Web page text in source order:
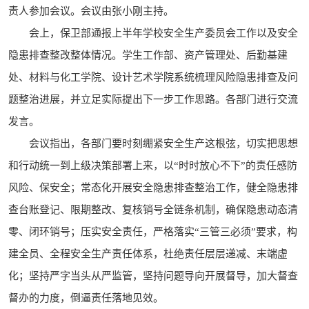
责人参加会议。会议由张小刚主持。
会上，保卫部通报上半年学校安全生产委员会工作以及安全
隐患排查整改整体情况。学生工作部、资产管理处、后勤基建
处、材料与化工学院、设计艺术学院系统梳理风险隐患排查及问
题整治进展，并立足实际提出下一步工作思路。各部门进行交流
发言。
会议指出，各部门要时刻绷紧安全生产这根弦，切实把思想
和行动统一到上级决策部署上来，以“时时放心不下”的责任感防
风险、保安全；常态化开展安全隐患排查整治工作，健全隐患排
查台账登记、限期整改、复核销号全链条机制，确保隐患动态清
零、闭环销号；压实安全责任，严格落实“三管三必须”要求，构
建全员、全程安全生产责任体系，杜绝责任层层递减、末端虚
化；坚持严字当头从严监管，坚持问题导向开展督导，加大督查
督办的力度，倒逼责任落地见效。